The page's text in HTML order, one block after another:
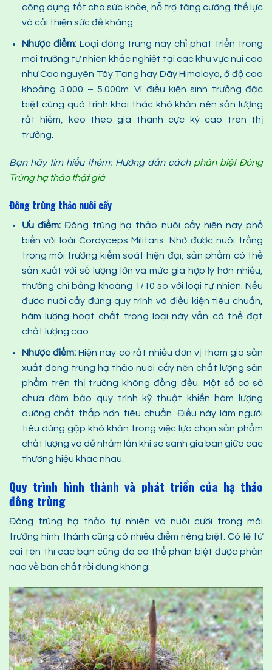
công dụng tốt cho sức khỏe, hỗ trợ tăng cường thể lực
và cải thiện sức đề kháng.
Nhược điểm:Loại đông trùng này chỉ phát triển trong
môi trường tự nhiên khắc nghiệt tại các khu vực núi cao
như Cao nguyên Tây Tạng hay Dãy Himalaya, ở độ cao
khoảng 3.000 – 5.000m. Vì điều kiện sinh trưởng đặc
biệt cùng quá trình khai thác khó khăn nên sản lượng
rất hiếm, kéo theo giá thành cực kỳ cao trên thị
trường.
Bạn hãy tìm hiểu thêm: Hướng dẫn cách phân biệt Đông
Trùng hạ thảo thật giả
Đông trùng thảo nuôi cấy
Ưu điểm:Đông trùng hạ thảo nuôi cấy hiện nay phổ
biến với loài Cordyceps Militaris. Nhờ được nuôi trồng
trong môi trường kiểm soát hiện đại, sản phẩm có thể
sản xuất với số lượng lớn và mức giá hợp lý hơn nhiều,
thường chỉ bằng khoảng 1/10 so với loại tự nhiên. Nếu
được nuôi cấy đúng quy trình và điều kiện tiêu chuẩn,
hàm lượng hoạt chất trong loại này vẫn có thể đạt
chất lượng cao.
Nhược điểm: Hiện nay có rất nhiều đơn vị tham gia sản
xuất đông trùng hạ thảo nuôi cấy nên chất lượng sản
phẩm trên thị trường không đồng đều. Một số cơ sở
chưa đảm bảo quy trình kỹ thuật khiến hàm lượng
dưỡng chất thấp hơn tiêu chuẩn. Điều này làm người
tiêu dùng gặp khó khăn trong việc lựa chọn sản phẩm
chất lượng và dễ nhầm lẫn khi so sánh giá bán giữa các
thương hiệu khác nhau.
Quy trình hình thành và phát triển của hạ thảo
đông trùng
Đông trùng hạ thảo tự nhiên và nuôi cưới trong môi
trường hình thành cũng có nhiều điểm riêng biệt. Có lẽ từ
cái tên thì các bạn cũng đã có thể phân biệt được phần
nào về bản chất rồi đúng không: